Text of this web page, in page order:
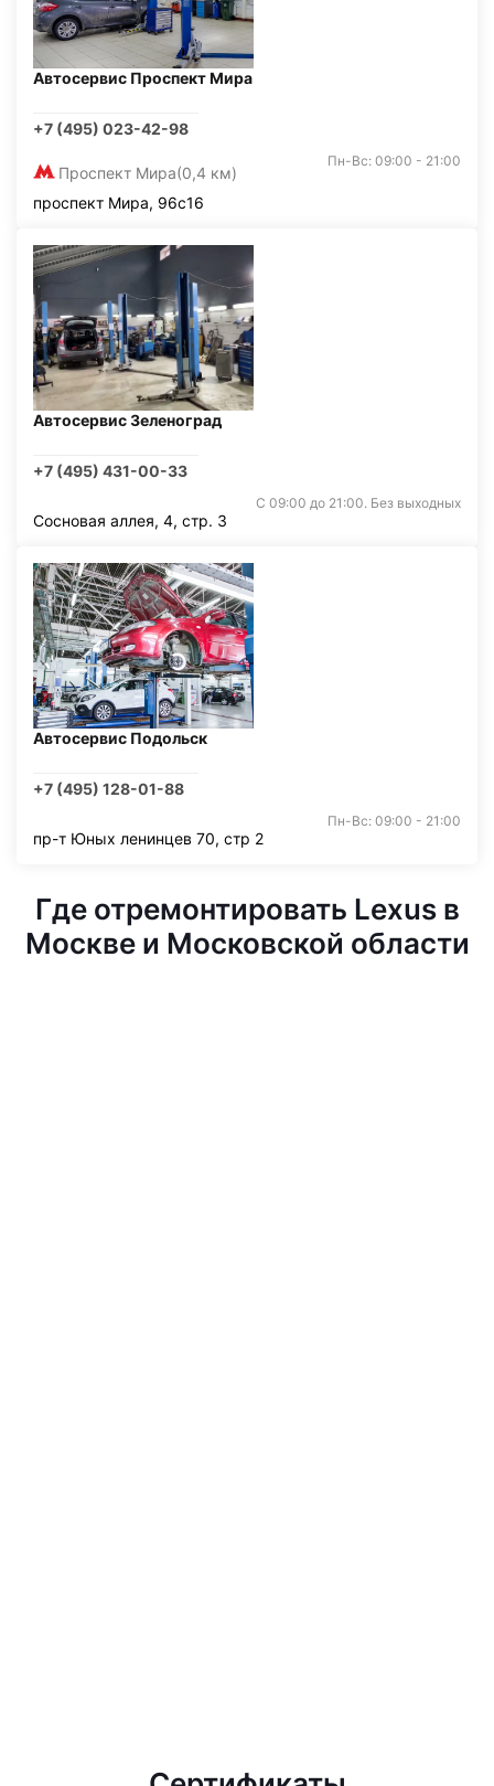
Автосервис Проспект Мира
+7 (495) 023-42-98
Проспект Мира(0,4 км)
Пн-Вс: 09:00 - 21:00
проспект Мира, 96с16
Автосервис Зеленоград
+7 (495) 431-00-33
С 09:00 до 21:00. Без выходных
Сосновая аллея, 4, стр. 3
Автосервис Подольск
+7 (495) 128-01-88
Пн-Вс: 09:00 - 21:00
пр-т Юных ленинцев 70, стр 2
Где отремонтировать Lexus в
Москве и Московской области